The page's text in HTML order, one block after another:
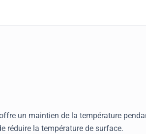
un maintien de la température
réduire la température de surface.